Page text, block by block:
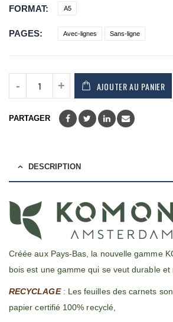
FORMAT A5
PAGES Avec-lignes Sans-ligne
AJOUTER AU PANIER
PARTAGER
DESCRIPTION
Créée aux Pays-Bas, la nouvelle gamme
bois est une gamme qui se veut durable et
RECYCLAGE: Les feuilles des carnets
papier certifié 100% recyclé,